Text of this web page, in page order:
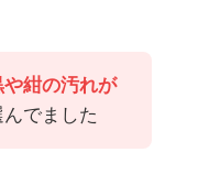
や紺の汚れが
でました